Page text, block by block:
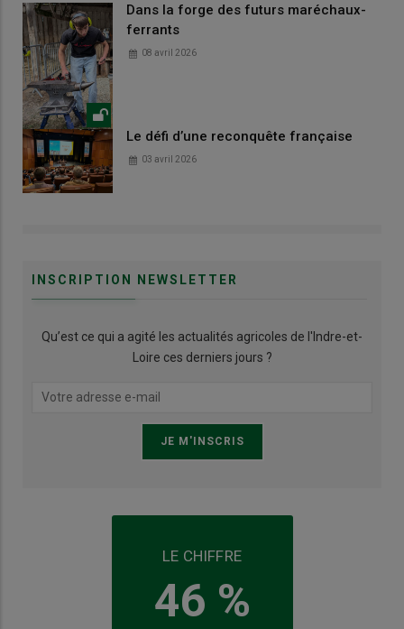
Dans la forge des futurs maréchaux-
ferrants
08 avril 2026
Le défi d’une reconquête française
03 avril 2026
INSCRIPTION NEWSLETTER
Qu’est ce qui a agité les actualités agricoles de l'Indre-et-
Loire ces derniers jours ?
LE CHIFFRE
46 %